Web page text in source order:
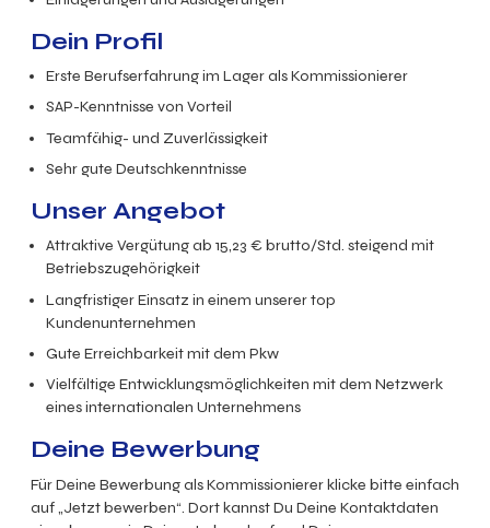
Dein Profil
Erste Berufserfahrung im Lager als Kommissionierer
SAP-Kenntnisse von Vorteil
Teamfähig- und Zuverlässigkeit
Sehr gute Deutschkenntnisse
Unser Angebot
Attraktive Vergütungab 15,23 € brutto/Std. steigend mit
Betriebszugehörigkeit
Langfristiger Einsatz in einem unserer top
Kundenunternehmen
Gute Erreichbarkeit mit dem Pkw
Vielfältige Entwicklungsmöglichkeiten mit dem Netzwerk
eines internationalen Unternehmens
Deine Bewerbung
Für Deine Bewerbung als Kommissionierer klicke bitte einfach
auf „Jetzt bewerben“. Dort kannst Du Deine Kontaktdaten